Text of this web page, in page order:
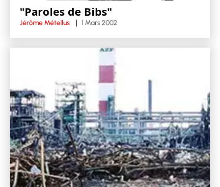
"Paroles de Bibs"
Jérôme Métellus 1 Mars 2002